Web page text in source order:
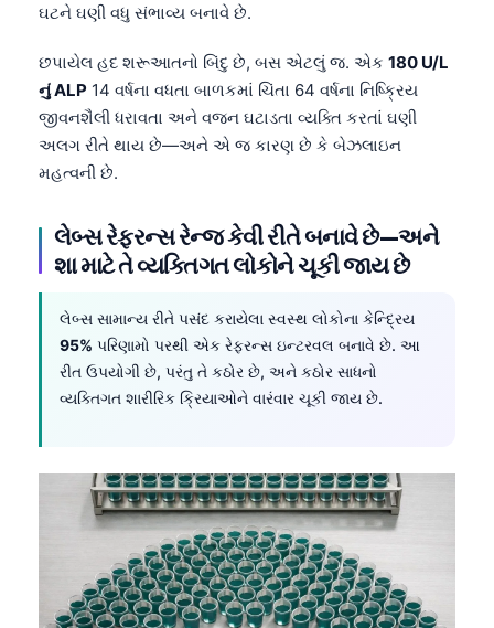
ઘટને ઘણી વધુ સંભાવ્ય બનાવે છે.
છપાયેલ હદ શરૂઆતનો બિંદુ છે, બસ એટલું જ. એક 180 U/L
નું ALP 14 વર્ષના વધતા બાળકમાં ચિંતા 64 વર્ષના નિષ્ક્રિય
જીવનશૈલી ધરાવતા અને વજન ઘટાડતા વ્યક્તિ કરતાં ઘણી
અલગ રીતે થાય છે—અને એ જ કારણ છે કે બેઝલાઇન
મહત્વની છે.
લેબ્સ રેફરન્સ રેન્જ કેવી રીતે બનાવે છે—અને
શા માટે તે વ્યક્તિગત લોકોને ચૂકી જાય છે
લેબ્સ સામાન્ય રીતે પસંદ કરાયેલા સ્વસ્થ લોકોના કેન્દ્રિય
95% પરિણામો પરથી એક રેફરન્સ ઇન્ટરવલ બનાવે છે. આ
રીત ઉપયોગી છે, પરંતુ તે કઠોર છે, અને કઠોર સાધનો
વ્યક્તિગત શારીરિક ક્રિયાઓને વારંવાર ચૂકી જાય છે.